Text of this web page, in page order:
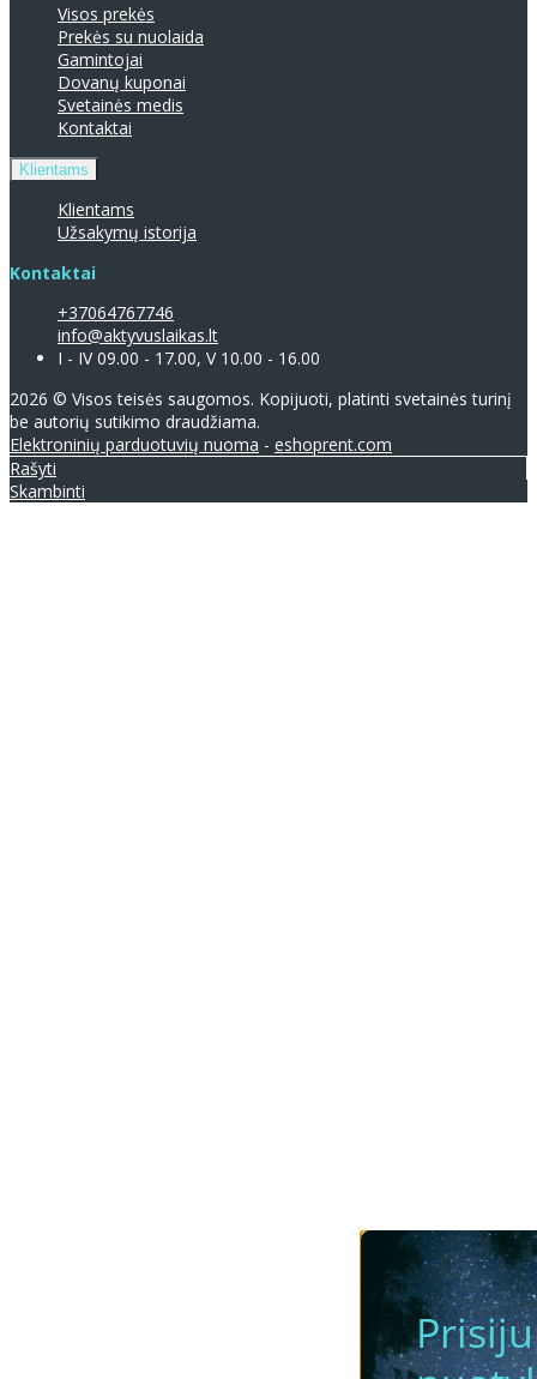
Visos prekės
Prekės su nuolaida
Gamintojai
Dovanų kuponai
Svetainės medis
Kontaktai
Klientams
Klientams
Užsakymų istorija
Kontaktai
+37064767746
info@aktyvuslaikas.lt
I - IV 09.00 - 17.00, V 10.00 - 16.00
2026 © Visos teisės saugomos. Kopijuoti, platinti svetainės turinį
be autorių sutikimo draudžiama.
Elektroninių parduotuvių nuoma - eshoprent.com
Rašyti
Skambinti